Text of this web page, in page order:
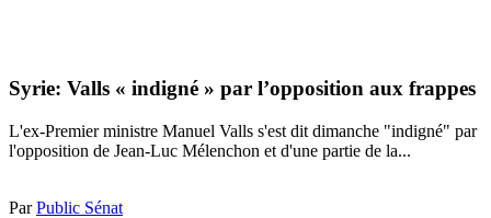
Syrie: Valls « indigné » par l’opposition aux frappes
L'ex-Premier ministre Manuel Valls s'est dit dimanche "indigné" par
l'opposition de Jean-Luc Mélenchon et d'une partie de la...
ParPublic Sénat